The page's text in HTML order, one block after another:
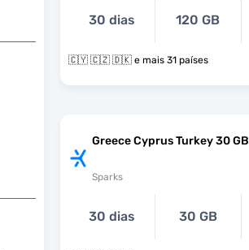
30 dias 120 GB
🇨🇾 🇨🇿 🇩🇰 e mais 31 países
Greece Cyprus Turkey 30 GB
Sparks
30 dias 30 GB